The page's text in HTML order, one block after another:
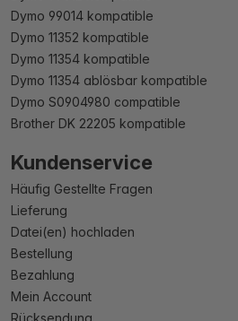
Dymo 99014 kompatible
Dymo 11352 kompatible
Dymo 11354 kompatible
Dymo 11354 ablösbar kompatible
Dymo S0904980 compatible
Brother DK 22205 kompatible
Kundenservice
Häufig Gestellte Fragen
Lieferung
Datei(en) hochladen
Bestellung
Bezahlung
Mein Account
Rücksendung